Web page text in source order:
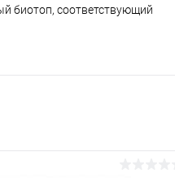
биотоп, соответствующий